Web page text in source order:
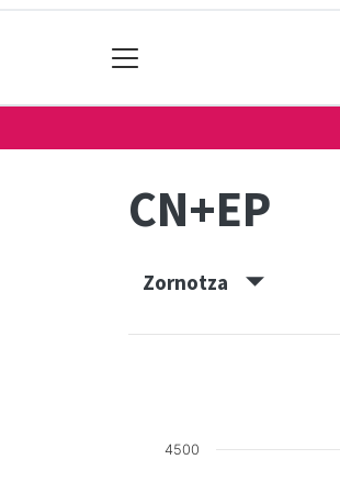
CN+EP
Zornotza
4500